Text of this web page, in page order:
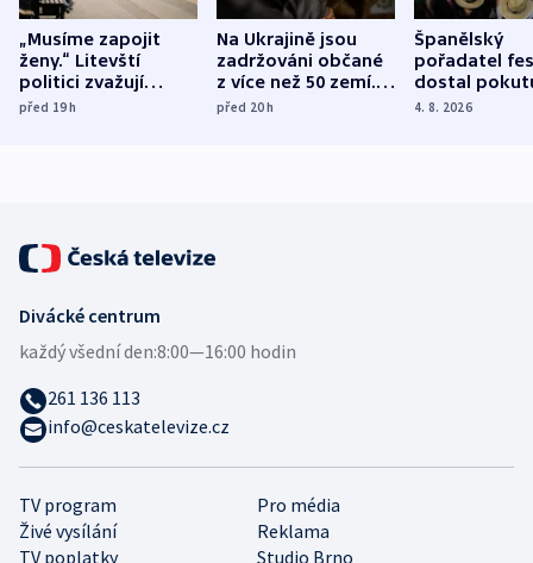
„Musíme zapojit
ženy.“ Litevští
politici zvažují
dohodu o
před 19h
Na Ukrajině jsou
zadržováni občané
z více než 50 zemí.
Bojovali na straně
před 20h
Španělský
pořadatel
dostal
nekalé
4. 8. 2026
TV program
Pro média
Živé vysílání
Reklama
TV poplatky
Studio Brno
Divácké centrum
každý všední den:8:00—16:00 hodin
261 136 113
info@ceskatelevize.cz